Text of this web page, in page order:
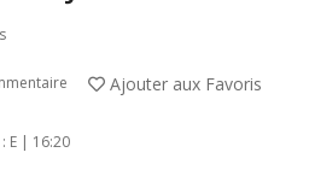
Ajouter aux Favoris
E | 16:20